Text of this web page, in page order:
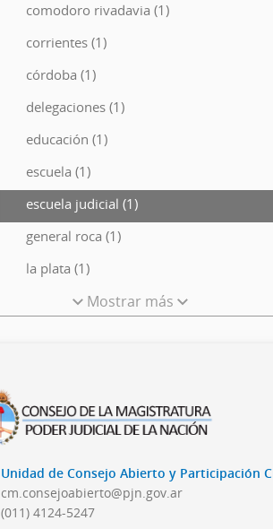
comodoro rivadavia (1)
corrientes (1)
córdoba (1)
delegaciones (1)
educación (1)
escuela (1)
escuela judicial (1)
general roca (1)
la plata (1)
Mostrar más
Unidad de Consejo Abierto y Participación
cm.consejoabierto@pjn.gov.ar
(011) 4124-5247